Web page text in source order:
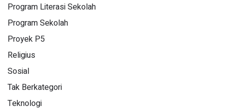
Program Literasi Sekolah
Program Sekolah
Proyek P5
Religius
Sosial
Tak Berkategori
Teknologi